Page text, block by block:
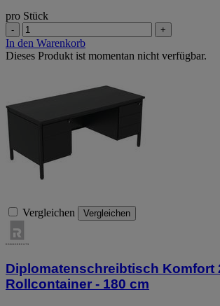
pro Stück
- +
In den Warenkorb
Dieses Produkt ist momentan nicht verfügbar.
Vergleichen Vergleichen
Diplomatenschreibtisch Komfort
Rollcontainer - 180 cm